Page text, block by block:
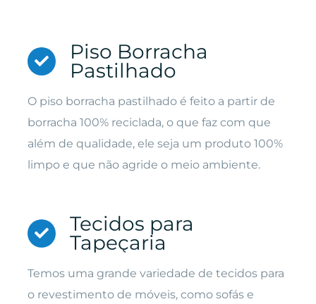
Piso Borracha
Pastilhado
O piso borracha pastilhado é feito a partir de
borracha 100% reciclada, o que faz com que
além de qualidade, ele seja um produto 100%
limpo e que não agride o meio ambiente.
Tecidos para
Tapeçaria
Temos uma grande variedade de tecidos para
o revestimento de móveis, como sofás e